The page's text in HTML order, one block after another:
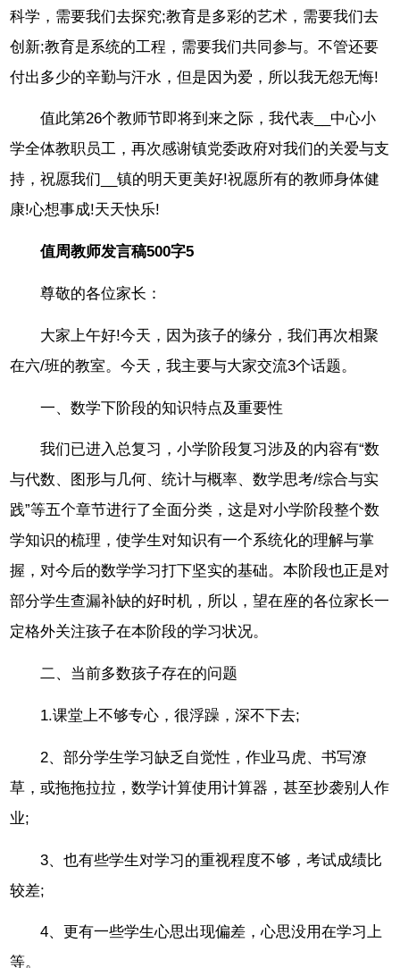
科学，需要我们去探究;教育是多彩的艺术，需要我们去
创新;教育是系统的工程，需要我们共同参与。不管还要
付出多少的辛勤与汗水，但是因为爱，所以我无怨无悔!
值此第26个教师节即将到来之际，我代表__中心小
学全体教职员工，再次感谢镇党委政府对我们的关爱与支
持，祝愿我们__镇的明天更美好!祝愿所有的教师身体健
康!心想事成!天天快乐!
值周教师发言稿500字5
尊敬的各位家长：
大家上午好!今天，因为孩子的缘分，我们再次相聚
在六/班的教室。今天，我主要与大家交流3个话题。
一、数学下阶段的知识特点及重要性
我们已进入总复习，小学阶段复习涉及的内容有“数
与代数、图形与几何、统计与概率、数学思考/综合与实
践”等五个章节进行了全面分类，这是对小学阶段整个数
学知识的梳理，使学生对知识有一个系统化的理解与掌
握，对今后的数学学习打下坚实的基础。本阶段也正是对
部分学生查漏补缺的好时机，所以，望在座的各位家长一
定格外关注孩子在本阶段的学习状况。
二、当前多数孩子存在的问题
1.课堂上不够专心，很浮躁，深不下去;
2、部分学生学习缺乏自觉性，作业马虎、书写潦
草，或拖拖拉拉，数学计算使用计算器，甚至抄袭别人作
业;
3、也有些学生对学习的重视程度不够，考试成绩比
较差;
4、更有一些学生心思出现偏差，心思没用在学习上
等。